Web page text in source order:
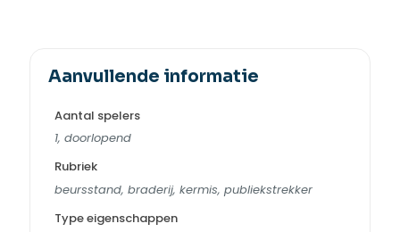
Aanvullende informatie
Aantal spelers
1, doorlopend
Rubriek
beursstand, braderij, kermis, publiekstrekker
Type eigenschappen